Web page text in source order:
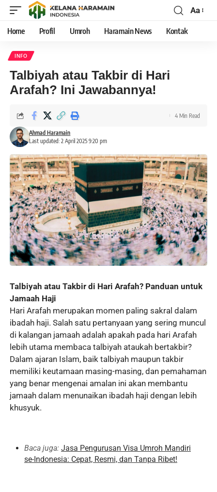
Aa
Home Profil Umroh Haramain News Kontak
INFO
Talbiyah atau Takbir di Hari
Arafah? Ini Jawabannya!
Last updated: 2 April 2025 9:20 pm
Ahmad Haramain
4 Min Read
Talbiyah atau Takbir di Hari Arafah? Panduan untuk
Jamaah Haji
Hari Arafah merupakan momen paling sakral dalam
ibadah haji. Salah satu pertanyaan yang sering muncul
di kalangan jamaah adalah apakah pada hari Arafah
lebih utama membaca talbiyah ataukah bertakbir?
Dalam ajaran Islam, baik talbiyah maupun takbir
memiliki keutamaan masing-masing, dan pemahaman
yang benar mengenai amalan ini akan membantu
jamaah dalam menunaikan ibadah haji dengan lebih
khusyuk.
Baca juga: Jasa Pengurusan Visa Umroh Mandiri
se-Indonesia: Cepat, Resmi, dan Tanpa Ribet!